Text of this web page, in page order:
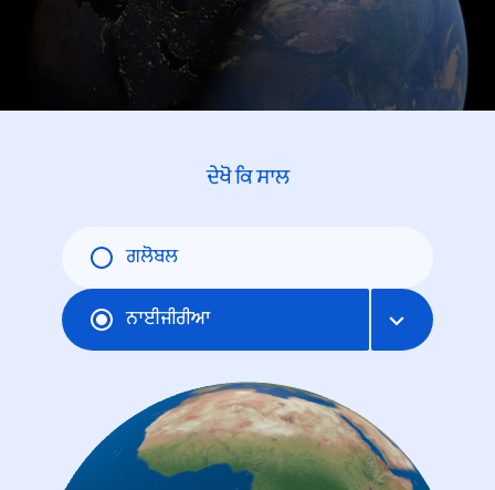
ਦੇਖੋ ਕਿ ਸਾਲ
ਗਲੋਬਲ
ਨਾਈਜੀਰੀਆ